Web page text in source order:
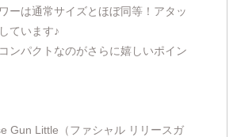
ーは通常サイズとほぼ同等！アタッ
ています♪
ンパクトなのがさらに嬉しいポイン
Gun Little（ファシャル リリースガ